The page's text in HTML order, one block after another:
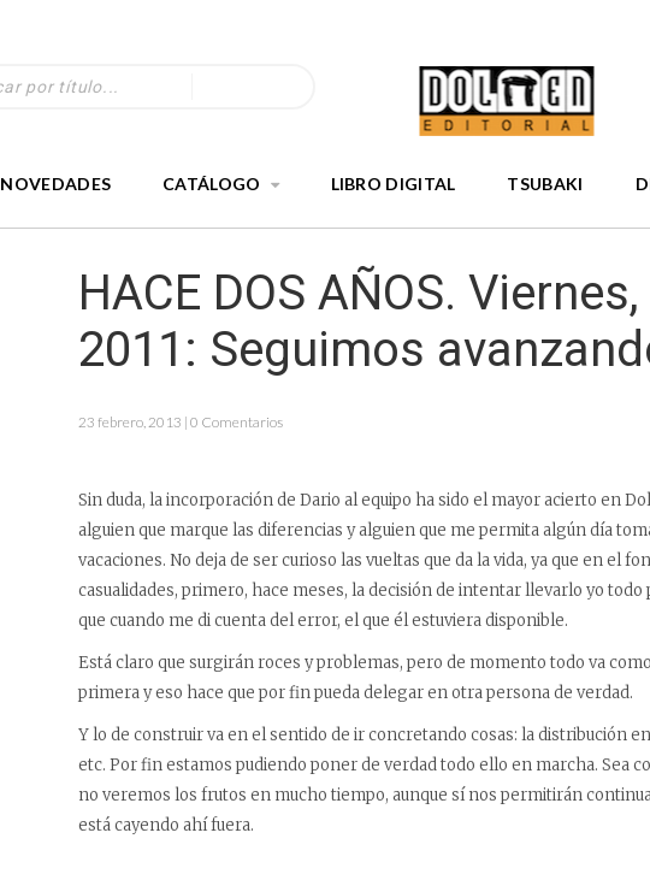
NOVEDADES CATÁLOGO LIBRO DIGITAL TSUBAKI
HACE DOS AÑOS.
2011: Seguimos
23 febrero, 2013 | 0 Comentarios
Sin duda, la incorporación de Dario al equipo ha sido el mayor acierto en
alguien que marque las diferencias y alguien que me permita algún día
vacaciones. No deja de ser curioso las vueltas que da la vida, ya que en el
casualidades, primero, hace meses, la decisión de intentar llevarlo yo
que cuando me di cuenta del error, el que él estuviera disponible.
Está claro que surgirán roces y problemas, pero de momento todo va
primera y eso hace que por fin pueda delegar en otra persona de verdad.
Y lo de construir va en el sentido de ir concretando cosas: la distribución
etc. Por fin estamos pudiendo poner de verdad todo ello en marcha. Sea
no veremos los frutos en mucho tiempo, aunque sí nos permitirán
está cayendo ahí fuera.